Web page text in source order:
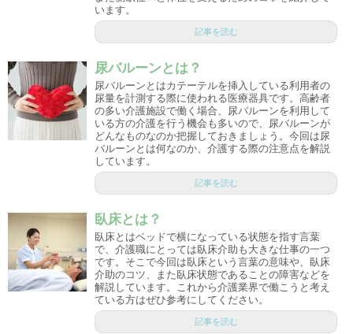
います。
記事を読む
尿バルーンとは？
尿バルーンとはカテーテルを挿入している利用者の
尿量を計測する際に使われる医療器具です。高齢者
の多い介護施設で働く場合、尿バルーンを利用して
いる方の介護を行う機会も多いので、尿バルーンが
どんなものなのか把握しておきましょう。今回は尿
バルーンとは何なのか、介護する際の注意点を解説
しています。
記事を読む
臥床とは？
臥床とはベッドで横になっている状態を指す言葉
で、介護職にとっては臥床介助も大きな仕事の一つ
です。そこで今回は臥床という言葉の意味や、臥床
介助のコツ、また臥床状態であることの障害などを
解説しています。これから介護業界で働こうと考え
ている方はぜひ参考にしてください。
記事を読む